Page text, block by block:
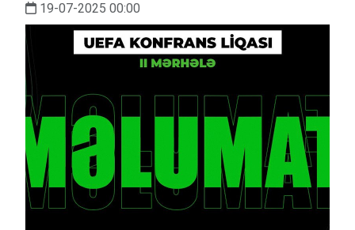
19-07-2025 00:00